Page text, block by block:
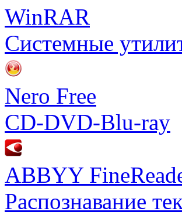
WinRAR
Системные
Nero Free
CD-DVD-Blu-ray
ABBYY
Распознавание